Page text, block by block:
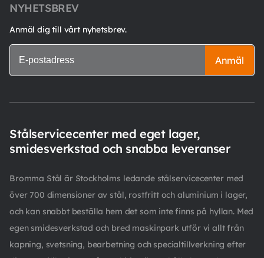
NYHETSBREV
Anmäl dig till vårt nyhetsbrev.
Anmäl
Stålservicecenter med eget lager,
smidesverkstad och snabba leveranser
Bromma Stål är Stockholms ledande stålservicecenter med
över 700 dimensioner av stål, rostfritt och aluminium i lager,
och kan snabbt beställa hem det som inte finns på hyllan. Med
egen smidesverkstad och bred maskinpark utför vi allt från
kapning, svetsning, bearbetning och specialtillverkning efter